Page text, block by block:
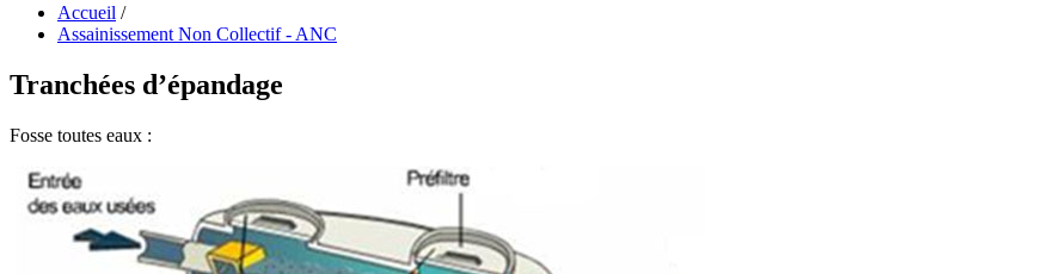
Accueil /
Assainissement Non Collectif - ANC
Tranchées d’épandage
Fosse toutes eaux :